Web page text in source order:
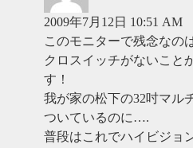
2009年7月12日 10:51 AM
このモニターで残念なの
クロスイッチがないこと
す！
我が家の松下の32吋マル
ついているのに….
普段はこれでハイビジョ